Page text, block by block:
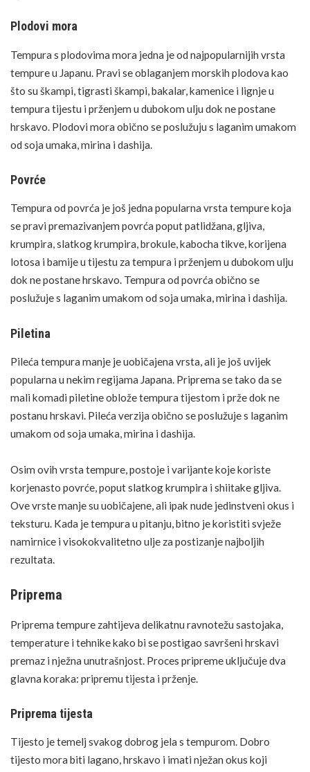
Plodovi mora
Tempura s plodovima mora jedna je od najpopularnijih vrsta
tempure u Japanu. Pravi se oblaganjem morskih plodova kao
što su škampi, tigrasti škampi, bakalar, kamenice i lignje u
tempura tijestu i prženjem u dubokom ulju dok ne postane
hrskavo. Plodovi mora obično se poslužuju s laganim umakom
od soja umaka, mirina i dashija.
Povrće
Tempura od povrća je još jedna popularna vrsta tempure koja
se pravi premazivanjem povrća poput patlidžana, gljiva,
krumpira, slatkog krumpira, brokule, kabocha tikve, korijena
lotosa i bamije u tijestu za tempura i prženjem u dubokom ulju
dok ne postane hrskavo. Tempura od povrća obično se
poslužuje s laganim umakom od soja umaka, mirina i dashija.
Piletina
Pileća tempura manje je uobičajena vrsta, ali je još uvijek
popularna u nekim regijama Japana. Priprema se tako da se
mali komadi piletine oblože tempura tijestom i prže dok ne
postanu hrskavi. Pileća verzija obično se poslužuje s laganim
umakom od soja umaka, mirina i dashija.
Osim ovih vrsta tempure, postoje i varijante koje koriste
korjenasto povrće, poput slatkog krumpira i shiitake gljiva.
Ove vrste manje su uobičajene, ali ipak nude jedinstveni okus i
teksturu. Kada je tempura u pitanju, bitno je koristiti svježe
namirnice i visokokvalitetno ulje za postizanje najboljih
rezultata.
Priprema
Priprema tempure zahtijeva delikatnu ravnotežu sastojaka,
temperature i tehnike kako bi se postigao savršeni hrskavi
premaz i nježna unutrašnjost. Proces pripreme uključuje dva
glavna koraka: pripremu tijesta i prženje.
Priprema tijesta
Tijesto je temelj svakog dobrog jela s tempurom. Dobro
tijesto mora biti lagano, hrskavo i imati nježan okus koji